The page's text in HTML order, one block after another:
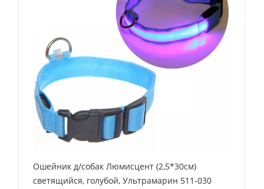
Ошейник д/собак Люмисцент (2,5*30см)
светящийся, голубой, Ультрамарин 511-030